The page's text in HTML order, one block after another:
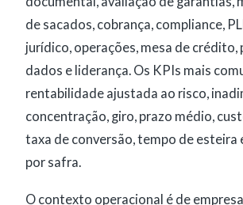
de sacados, cobrança, compliance,
jurídico, operações, mesa de crédito,
dados e liderança. Os KPIs mais
rentabilidade ajustada ao risco,
concentração, giro, prazo médio,
taxa de conversão, tempo de esteira
por safra.
O contexto operacional é de